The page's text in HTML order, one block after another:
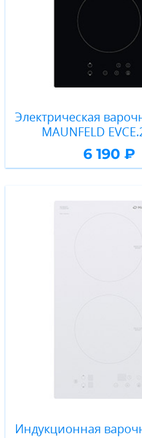
Электрическая
MAUNFELD
6 190 ₽
Индукционная